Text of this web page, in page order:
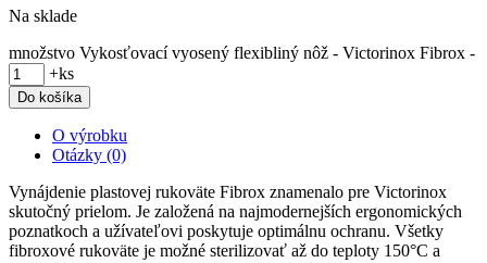
Na sklade
množstvo Vykosťovací vyosený flexibliný nôž - Victorinox Fibrox -
+ks
Do košíka
O výrobku
Otázky (0)
Vynájdenie plastovej rukoväte Fibrox znamenalo pre Victorinox
skutočný prielom. Je založená na najmodernejších ergonomických
poznatkoch a užívateľovi poskytuje optimálnu ochranu. Všetky
fibroxové rukoväte je možné sterilizovať až do teploty 150°C a